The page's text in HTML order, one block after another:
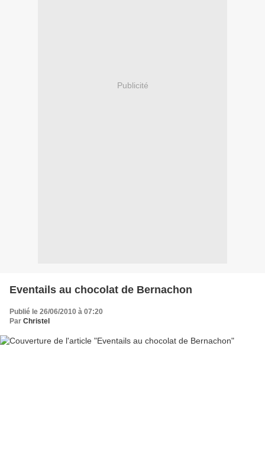
Publicité
Eventails au chocolat de Bernachon
Publié le 26/06/2010 à 07:20
Par Christel